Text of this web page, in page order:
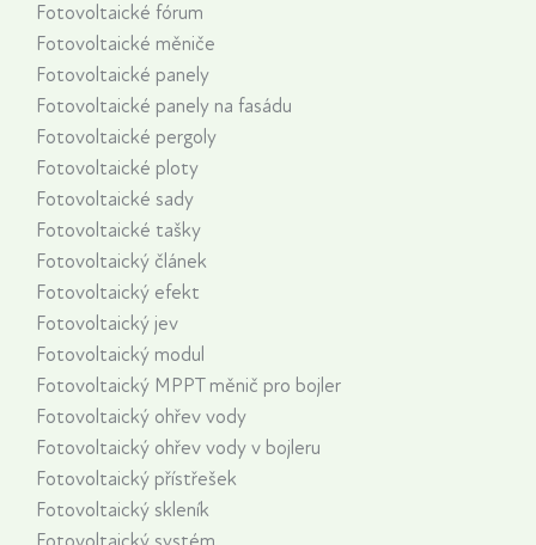
Fotovoltaické fórum
Fotovoltaické měniče
Fotovoltaické panely
Fotovoltaické panely na fasádu
Fotovoltaické pergoly
Fotovoltaické ploty
Fotovoltaické sady
Fotovoltaické tašky
Fotovoltaický článek
Fotovoltaický efekt
Fotovoltaický jev
Fotovoltaický modul
Fotovoltaický MPPT měnič pro bojler
Fotovoltaický ohřev vody
Fotovoltaický ohřev vody v bojleru
Fotovoltaický přístřešek
Fotovoltaický skleník